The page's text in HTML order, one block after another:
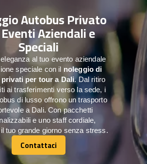
Autobus Privato
Aziendali e
Speciali
al tuo evento aziendale
speciale con il noleggio di
per tour a Dali. Dal ritiro
ai trasferimenti verso la sede, i
di lusso offrono un trasporto
a Dali. Con pacchetti
e uno staff cordiale,
tuo grande giorno senza stress.
Contattaci
Contattaci